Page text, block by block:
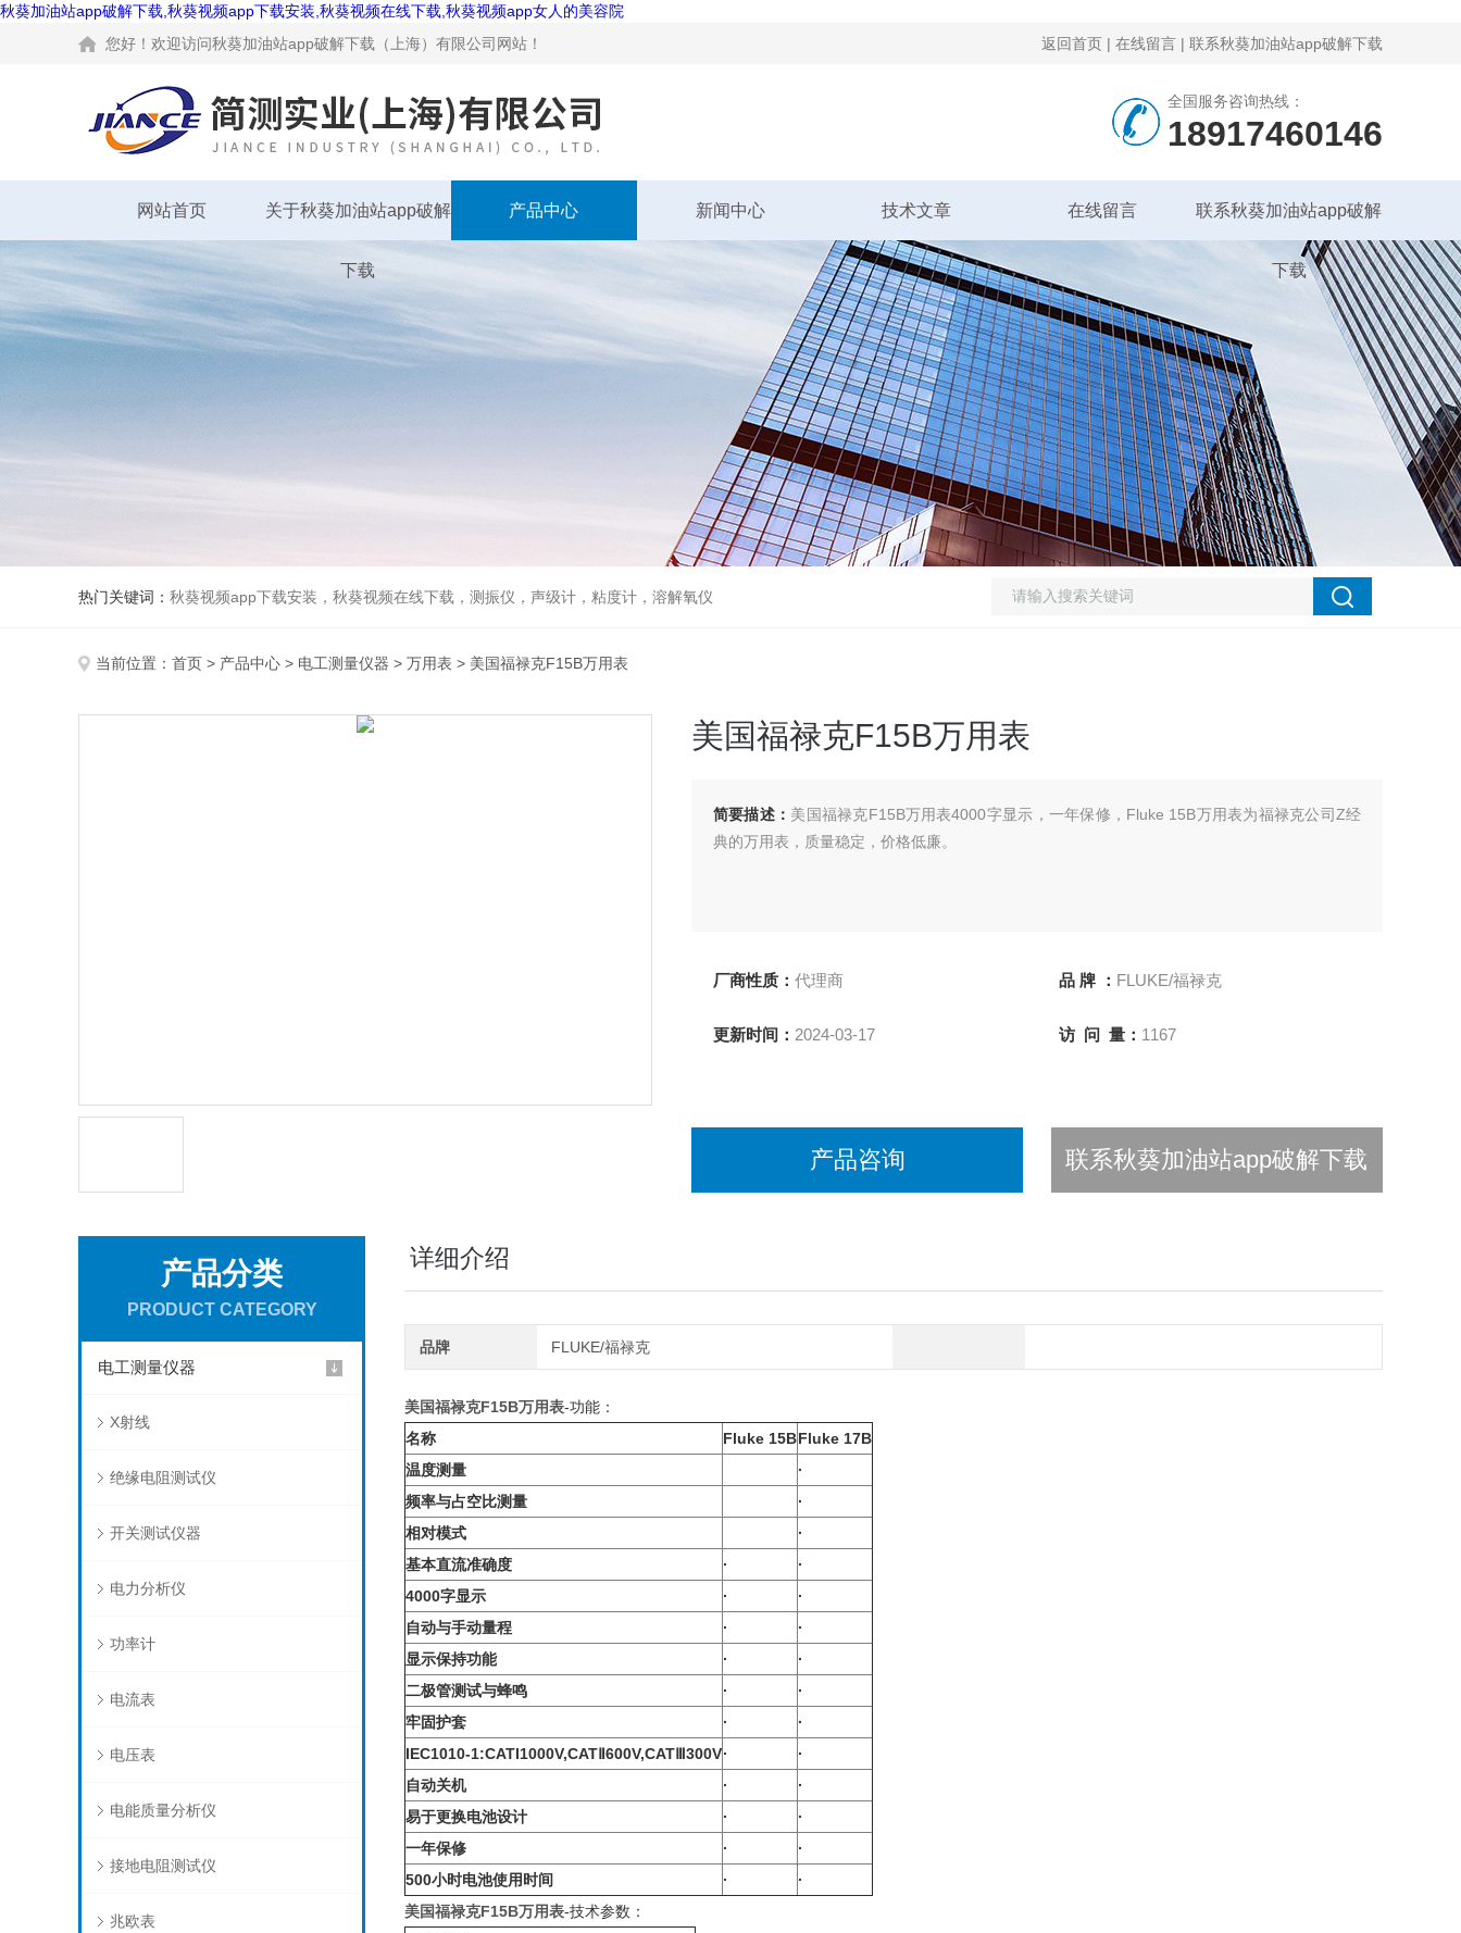
秋葵加油站app破解下载,秋葵视频app下载安装,秋葵视频在线下载,秋葵视频app女人的美容院
您好！欢迎访问秋葵加油站app破解下载（上海）有限公司网站！
返回首页 | 在线留言 | 联系秋葵加油站app破解下载
全国服务咨询热线：
18917460146
网站首页 关于秋葵加油站app破解
下载
产品中心 新闻中心 技术文章 在线留言 联系秋葵加油站app破解
下载
热门关键词： 秋葵视频app下载安装，秋葵视频在线下载，测振仪，声级计，粘度计，溶解氧仪
当前位置： 首页 > 产品中心 > 电工测量仪器 > 万用表 > 美国福禄克F15B万用表
美国福禄克F15B万用表
简要描述： 美国福禄克F15B万用表4000字显示，一年保修，Fluke 15B万用表为福禄克公司Z经
典的万用表，质量稳定，价格低廉。
厂商性质： 代理商 品 牌 ： FLUKE/福禄克
更新时间： 2024-03-17 访 问 量： 1167
产品咨询 联系秋葵加油站app破解下载
产品分类
PRODUCT CATEGORY
电工测量仪器
X射线
绝缘电阻测试仪
开关测试仪器
电力分析仪
功率计
电流表
电压表
电能质量分析仪
接地电阻测试仪
兆欧表
详细介绍
品牌 FLUKE/福禄克
美国福禄克F15B万用表-功能：
名称
Fluke 15BFluke 17B
温度测量
·
频率与占空比测量
·
相对模式
·
基本直流准确度
·
·
4000字显示
·
·
自动与手动量程
·
·
显示保持功能
·
·
二极管测试与蜂鸣
·
·
牢固护套
·
·
IEC1010-1:CATI1000V,CATⅡ600V,CATⅢ300V·
·
自动关机
·
·
易于更换电池设计
·
·
一年保修
·
·
500小时电池使用时间
·
·
美国福禄克F15B万用表-技术参数：